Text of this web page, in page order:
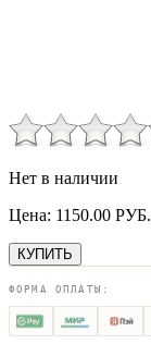
Нет в наличии
Цена: 1150.00 РУБ.
КУПИТЬ
ФОРМА ОПЛАТЫ: